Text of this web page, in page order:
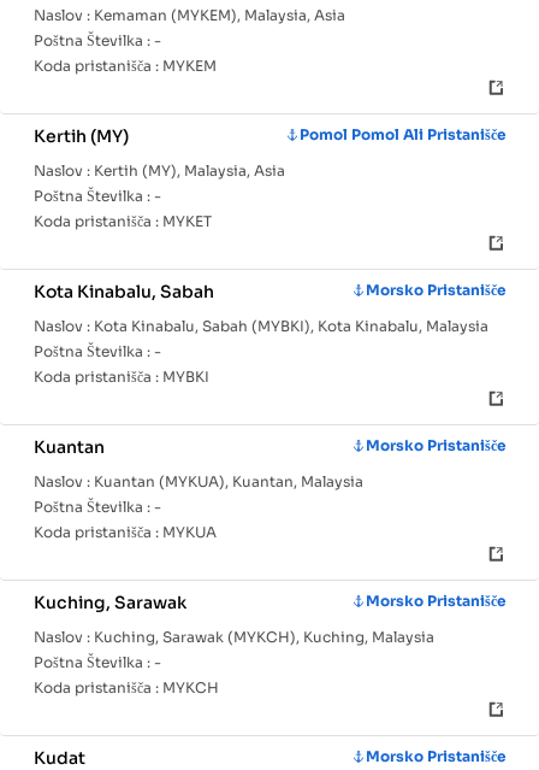
Naslov : Kemaman (MYKEM), Malaysia, Asia
Poštna Številka : -
Koda pristanišča : MYKEM
Kertih (MY)
Pomol Pomol Ali Pristanišče
Naslov : Kertih (MY), Malaysia, Asia
Poštna Številka : -
Koda pristanišča : MYKET
Kota Kinabalu, Sabah
Morsko Pristanišče
Naslov : Kota Kinabalu, Sabah (MYBKI), Kota Kinabalu, Malaysia
Poštna Številka : -
Koda pristanišča : MYBKI
Kuantan
Morsko Pristanišče
Naslov : Kuantan (MYKUA), Kuantan, Malaysia
Poštna Številka : -
Koda pristanišča : MYKUA
Kuching, Sarawak
Morsko Pristanišče
Naslov : Kuching, Sarawak (MYKCH), Kuching, Malaysia
Poštna Številka : -
Koda pristanišča : MYKCH
Kudat
Morsko Pristanišče